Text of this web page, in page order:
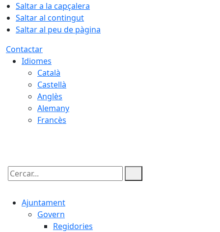
Saltar a la capçalera
Saltar al contingut
Saltar al peu de pàgina
Contactar
Idiomes
Català
Castellà
Anglès
Alemany
Francès
Cercar:
Ajuntament
Govern
Regidories